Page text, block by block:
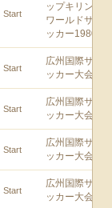
Start
ップキリン
ワールドサ
ッカー1980
Start
広州国際サ
ッカー大会
Start
広州国際サ
ッカー大会
Start
広州国際サ
ッカー大会
Start
広州国際サ
ッカー大会